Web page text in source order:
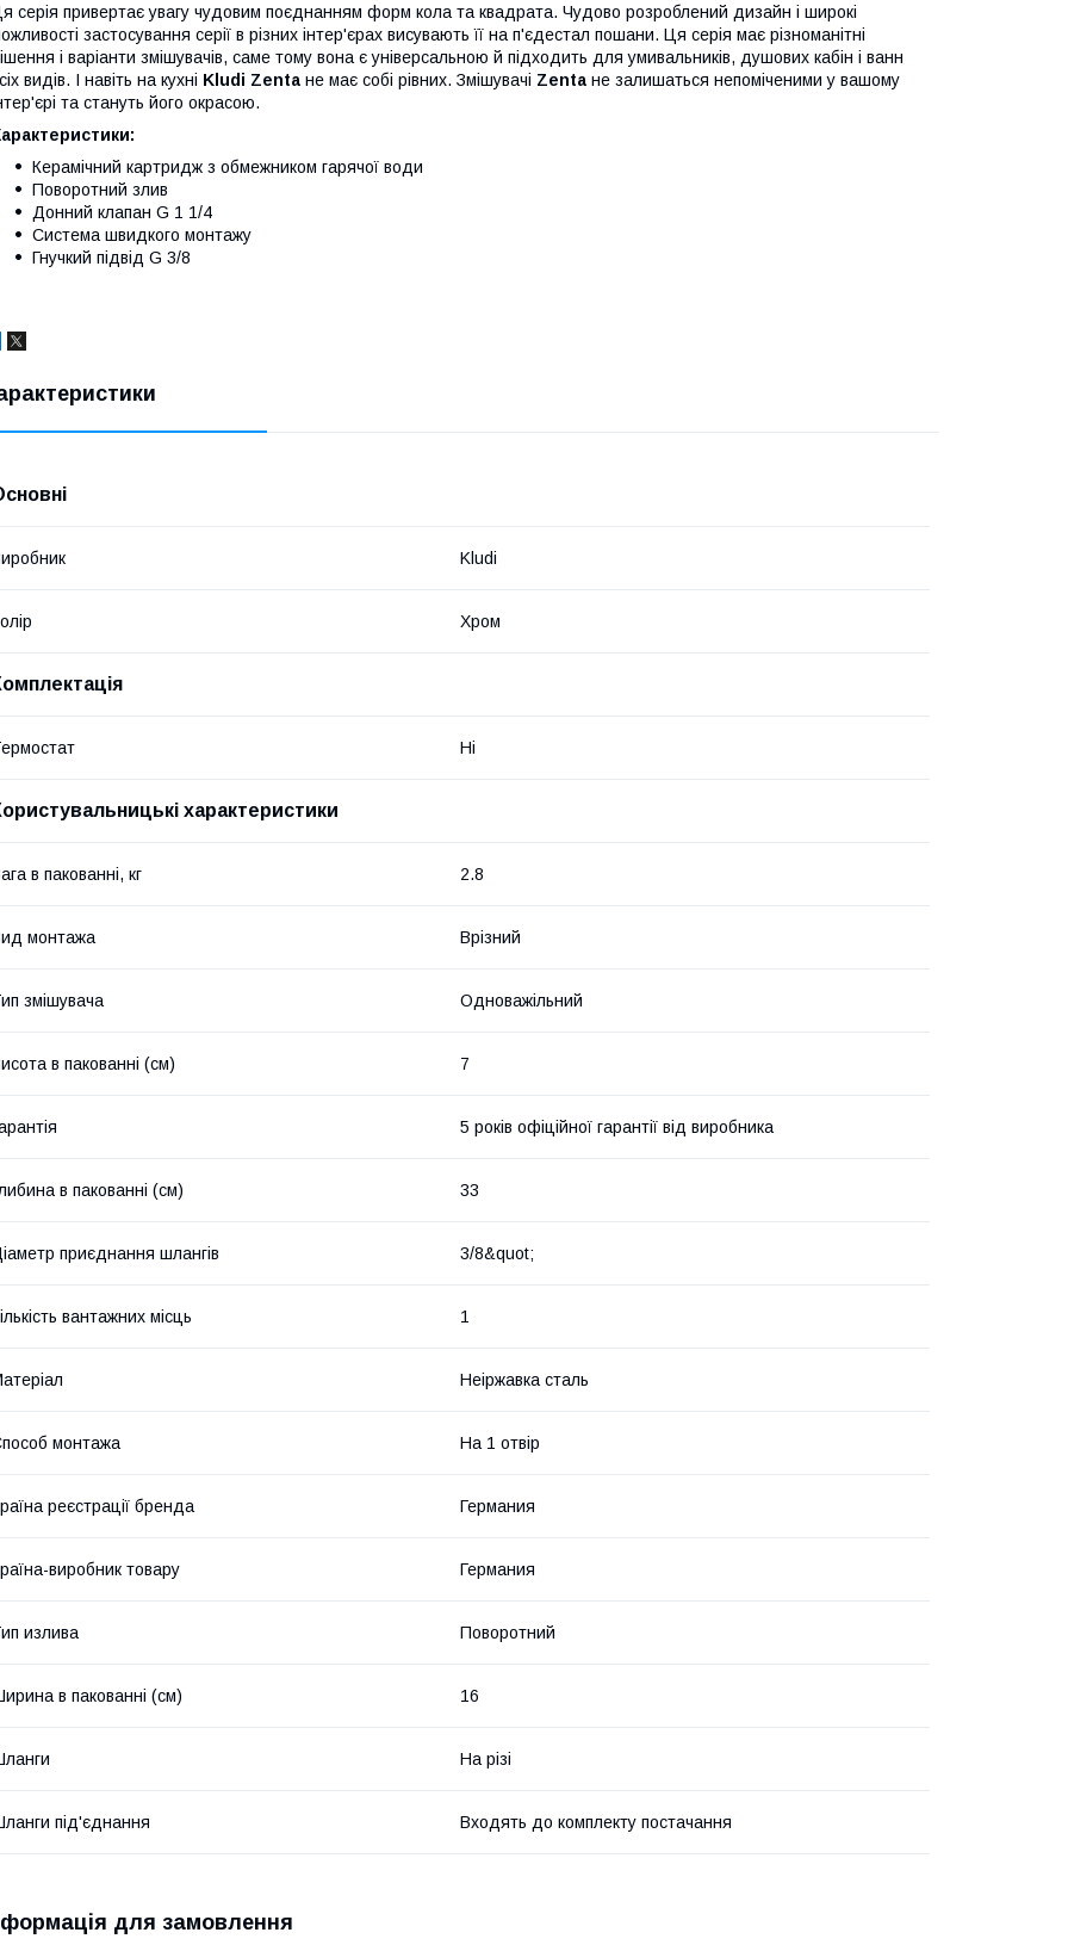
серія привертає увагу чудовим поєднанням форм кола та квадрата. Чудово розроблений дизайн і широкі
застосування серії в різних інтер'єрах висувають її на п'єдестал пошани. Ця серія має різноманітні
і варіанти змішувачів, саме тому вона є універсальною й підходить для умивальників, душових кабін і ванн
видів. І навіть на кухні Kludi Zenta не має собі рівних. Змішувачі Zenta не залишаться непоміченими у вашому
та стануть його окрасою.
Керамічний картридж з обмежником гарячої води
Поворотний злив
Донний клапан G 1 1/4
Система швидкого монтажу
Гнучкий підвід G 3/8
Kludi
Хром
Ні
характеристики
в пакованні, кг 2.8
монтажа Врізний
змішувача Одноважільний
в пакованні (см) 7
5 років офіційної гарантії від виробника
в пакованні (см) 33
приєднання шлангів 3/8&quot;
вантажних місць 1
Неіржавка сталь
монтажа На 1 отвір
реєстрації бренда Германия
виробник товару Германия
излива Поворотний
в пакованні (см) 16
На різі
під'єднання Входять до комплекту постачання
для замовлення